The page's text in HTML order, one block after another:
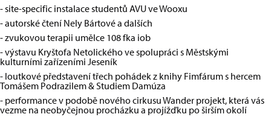
-site-specific instalace studentů AVU ve Wooxu
-autorské čtení Nely Bártové a dalších
-zvukovou terapii umělce 108 fka iob
-výstavu Kryštofa Netolického ve spolupráci s Městskými
kulturními zařízeními Jeseník
- loutkové představení třech pohádek z knihy Fimfárum s hercem
Tomášem Podrazilem & Studiem Damúza
- performance v podobě nového cirkusu Wander projekt, která vás
vezme na neobyčejnou procházku a projížďku po širším okolí